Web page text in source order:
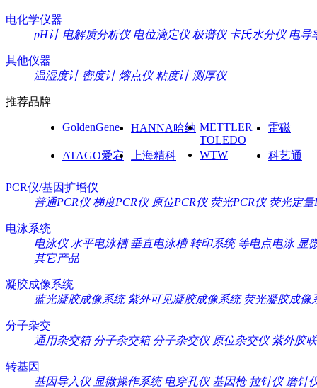
电化学仪器
pH计 电解质分析仪 电位滴定仪 极谱仪 卡氏水分仪 电导
其他仪器
温湿度计 密度计 熔点仪 粘度计 测厚仪
推荐品牌
GoldenGene HANNA哈纳 METTLER
TOLEDO
雷磁
ATAGO爱宕 上海精科 WTW 科艺通
PCR仪/基因扩增仪
普通PCR仪 梯度PCR仪 原位PCR仪 荧光PCR仪 荧光定量
电泳系统
电泳仪 水平电泳槽 垂直电泳槽 转印系统 等电点电泳 显
其它产品
凝胶成像系统
蓝光凝胶成像系统 紫外可见凝胶成像系统 荧光凝胶成像
分子杂交
通用杂交箱 分子杂交箱 分子杂交仪 原位杂交仪 紫外胶
转基因
基因导入仪 显微操作系统 电穿孔仪 基因枪 拉针仪 磨针